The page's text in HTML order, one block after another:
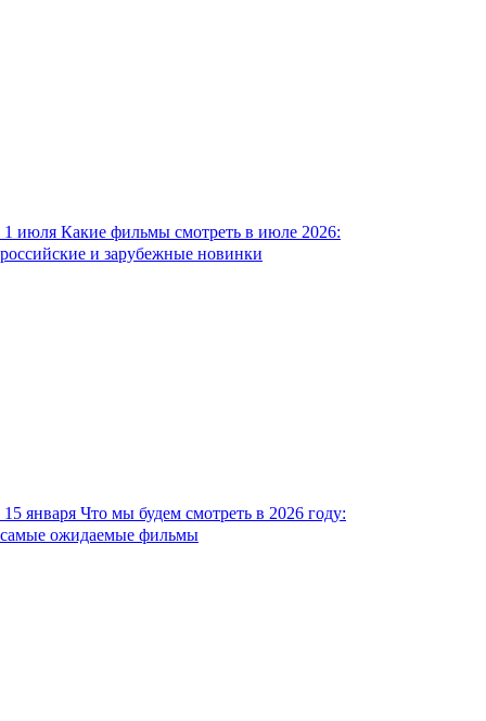
1 июля Какие фильмы смотреть в июле 2026:
российские и зарубежные новинки
15 января Что мы будем смотреть в 2026 году:
самые ожидаемые фильмы